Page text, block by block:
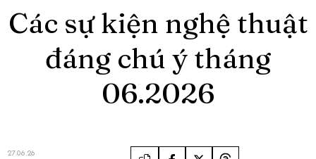
Các sự kiện nghệ thuật
đáng chú ý tháng
06.2026
27.06.26